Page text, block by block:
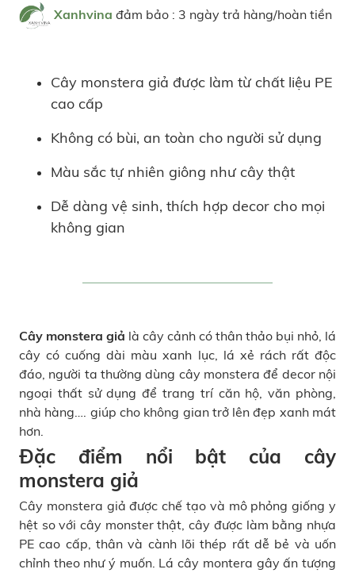
Xanhvina đảm bảo : 3 ngày trả hàng/hoàn tiền
Cây monstera giả được làm từ chất liệu PE
cao cấp
Không có bùi, an toàn cho người sử dụng
Màu sắc tự nhiên giông như cây thật
Dễ dàng vệ sinh, thích hợp decor cho mọi
không gian
Cây monstera giả là cây cảnh có thân thảo bụi nhỏ, lá
cây có cuống dài màu xanh lục, lá xẻ rách rất độc
đáo, người ta thường dùng cây monstera để decor nội
ngoại thất sử dụng để trang trí căn hộ, văn phòng,
nhà hàng…. giúp cho không gian trở lên đẹp xanh mát
hơn.
Đặc điểm nổi bật của cây
monstera giả
Cây monstera giả được chế tạo và mô phỏng giống y
hệt so với cây monster thật, cây được làm bằng nhựa
PE cao cấp, thân và cành lõi thép rất dễ bẻ và uốn
chỉnh theo như ý muốn. Lá cây montera gây ấn tượng